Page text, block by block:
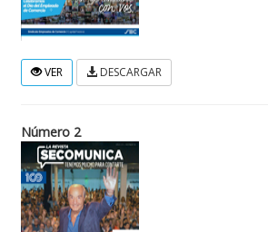
VER DESCARGAR
Número 2